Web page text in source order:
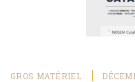
GROS MATÉRIEL